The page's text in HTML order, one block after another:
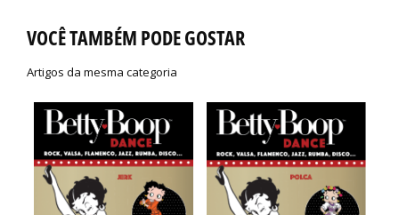
VOCÊ TAMBÉM PODE GOSTAR
Artigos da mesma categoria